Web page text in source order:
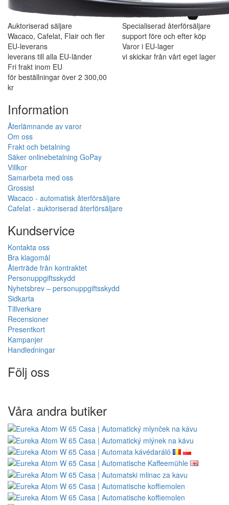
Auktoriserad säljare
Wacaco, Cafelat, Flair och fler
Specialiserad återförsäljare
support före och efter köp
EU-leverans
leverans till alla EU-länder
Varor i EU-lager
vi skickar från vårt eget lager
Fri frakt inom EU
för beställningar över 2 300,00
kr
Information
Återlämnande av varor
Om oss
Frakt och betalning
Säker onlinebetalning GoPay
Villkor
Samarbeta med oss
Grossist
Wacaco - automatisk återförsäljare
Cafelat - auktoriserad återförsäljare
Kundservice
Kontakta oss
Bra klagomål
Återträde från kontraktet
Personuppgiftsskydd
Nyhetsbrev – personuppgiftsskydd
Sidkarta
Tillverkare
Recensioner
Presentkort
Kampanjer
Handledningar
Följ oss
Våra andra butiker